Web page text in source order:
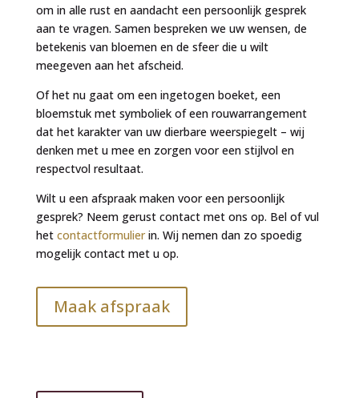
om in alle rust en aandacht een persoonlijk gesprek
aan te vragen. Samen bespreken we uw wensen, de
betekenis van bloemen en de sfeer die u wilt
meegeven aan het afscheid.
Of het nu gaat om een ingetogen boeket, een
bloemstuk met symboliek of een rouwarrangement
dat het karakter van uw dierbare weerspiegelt – wij
denken met u mee en zorgen voor een stijlvol en
respectvol resultaat.
Wilt u een afspraak maken voor een persoonlijk
gesprek? Neem gerust contact met ons op. Bel of vul
het contactformulierin. Wij nemen dan zo spoedig
mogelijk contact met u op.
Maak afspraak